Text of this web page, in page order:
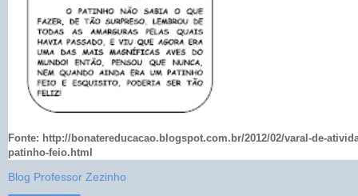
Fonte: http://bonatereducacao.blogspot.com.br/2012/02/varal-de-
patinho-feio.html
Blog Professor Zezinho